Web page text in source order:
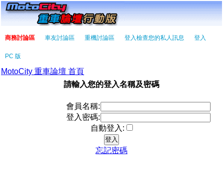
商務討論區 車友討論區 重機討論區 登入檢查您的私人訊息 登入
PC 版
MotoCity 重車論壇 首頁
請輸入您的登入名稱及密碼
會員名稱:
登入密碼:
自動登入:
忘記密碼